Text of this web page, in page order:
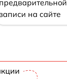
предварительной
на сайте